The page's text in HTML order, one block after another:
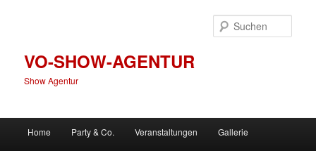
VO-SHOW-AGENTUR
Show Agentur
Home Party & Co. Veranstaltungen Gallerie